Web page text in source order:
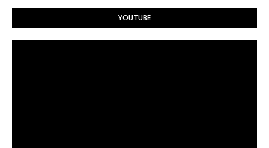
YOUTUBE